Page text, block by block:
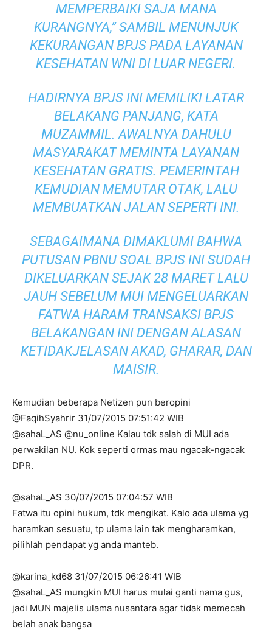
MEMPERBAIKI SAJA MANA
KURANGNYA,” SAMBIL MENUNJUK
KEKURANGAN BPJS PADA LAYANAN
KESEHATAN WNI DI LUAR NEGERI.
HADIRNYA BPJS INI MEMILIKI LATAR
BELAKANG PANJANG, KATA
MUZAMMIL. AWALNYA DAHULU
MASYARAKAT MEMINTA LAYANAN
KESEHATAN GRATIS. PEMERINTAH
KEMUDIAN MEMUTAR OTAK, LALU
MEMBUATKAN JALAN SEPERTI INI.
SEBAGAIMANA DIMAKLUMI BAHWA
PUTUSAN PBNU SOAL BPJS INI SUDAH
DIKELUARKAN SEJAK 28 MARET LALU
JAUH SEBELUM MUI MENGELUARKAN
FATWA HARAM TRANSAKSI BPJS
BELAKANGAN INI DENGAN ALASAN
KETIDAKJELASAN AKAD, GHARAR, DAN
MAISIR.
Kemudian beberapa Netizen pun beropini
@FaqihSyahrir 31/07/2015 07:51:42 WIB
@sahaL_AS @nu_online Kalau tdk salah di MUI ada
perwakilan NU. Kok seperti ormas mau ngacak-ngacak
DPR.
@sahaL_AS 30/07/2015 07:04:57 WIB
Fatwa itu opini hukum, tdk mengikat. Kalo ada ulama yg
haramkan sesuatu, tp ulama lain tak mengharamkan,
pilihlah pendapat yg anda manteb.
@karina_kd68 31/07/2015 06:26:41 WIB
@sahaL_AS mungkin MUI harus mulai ganti nama gus,
jadi MUN majelis ulama nusantara agar tidak memecah
belah anak bangsa